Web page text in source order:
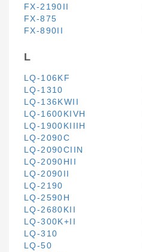
FX-2190II
FX-875
FX-890II
L
LQ-106KF
LQ-1310
LQ-136KWII
LQ-1600KIVH
LQ-1900KIIIH
LQ-2090C
LQ-2090CIIN
LQ-2090HII
LQ-2090II
LQ-2190
LQ-2590H
LQ-2680KII
LQ-300K+II
LQ-310
LQ-50